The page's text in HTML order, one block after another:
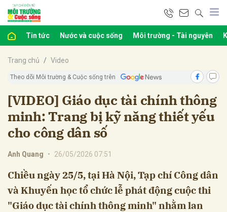
Tin tức Nước và cuộc sống Môi trường - Tài nguyên
Trang chủ Video
Theo dõi Môi trường & Cuộc sống trên
[VIDEO] Giáo dục tài chính thông
minh: Trang bị kỹ năng thiết yếu
cho công dân số
Anh Quang • 26/05/2026 07:51
Chiều ngày 25/5, tại Hà Nội, Tạp chí Công dân
và Khuyến học tổ chức lễ phát động cuộc thi
"Giáo dục tài chính thông minh" nhằm lan
Hủy